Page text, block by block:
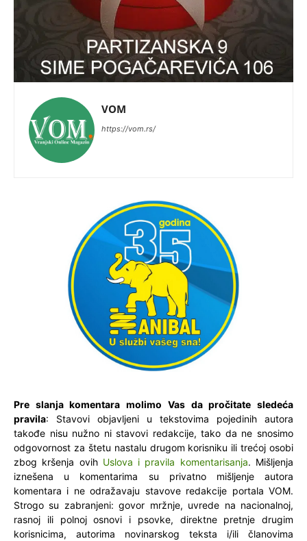
VOM
https://vom.rs/
Pre slanja komentara molimo Vas da pročitate sledeća
pravila: Stavovi objavljeni u tekstovima pojedinih autora
takođe nisu nužno ni stavovi redakcije, tako da ne snosimo
odgovornost za štetu nastalu drugom korisniku ili trećoj osobi
zbog kršenja ovih Uslova i pravila komentarisanja. Mišljenja
iznešena u komentarima su privatno mišljenje autora
komentara i ne odražavaju stavove redakcije portala VOM.
Strogo su zabranjeni: govor mržnje, uvrede na nacionalnoj,
rasnoj ili polnoj osnovi i psovke, direktne pretnje drugim
korisnicima, autorima novinarskog teksta i/ili članovima